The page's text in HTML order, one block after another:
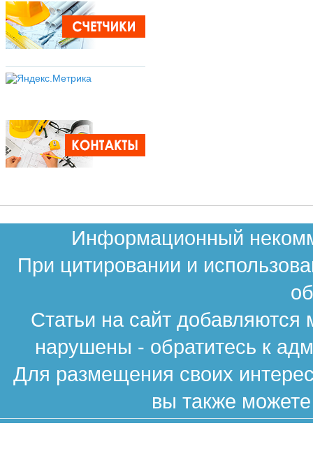
Информационный
При цитировании и
Статьи на сайт
нарушены - обратитесь к
Для размещения своих
вы также